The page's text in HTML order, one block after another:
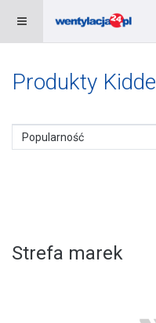
Produkty Kidde
Popularność
Strefa marek